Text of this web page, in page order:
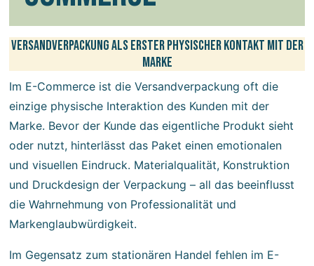
Versandverpackung als erster physischer Kontakt mit der
Marke
Im E-Commerce ist die Versandverpackung oft die
einzige physische Interaktion des Kunden mit der
Marke. Bevor der Kunde das eigentliche Produkt sieht
oder nutzt, hinterlässt das Paket einen emotionalen
und visuellen Eindruck. Materialqualität, Konstruktion
und Druckdesign der Verpackung – all das beeinflusst
die Wahrnehmung von Professionalität und
Markenglaubwürdigkeit.
Im Gegensatz zum stationären Handel fehlen im E-